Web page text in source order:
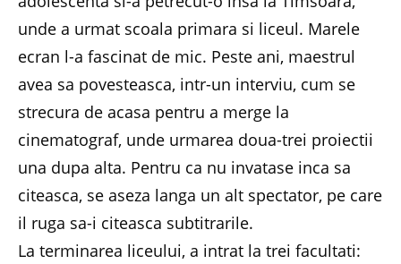
unde a urmat scoala primara si liceul. Marele
ecran l-a fascinat de mic. Peste ani, maestrul
avea sa povesteasca, intr-un interviu, cum se
strecura de acasa pentru a merge la
cinematograf, unde urmarea doua-trei proiectii
una dupa alta. Pentru ca nu invatase inca sa
citeasca, se aseza langa un alt spectator, pe care
il ruga sa-i citeasca subtitrarile.
La terminarea liceului, a intrat la trei facultati: